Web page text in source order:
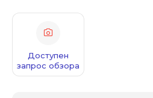
Доступен
запрос обзора